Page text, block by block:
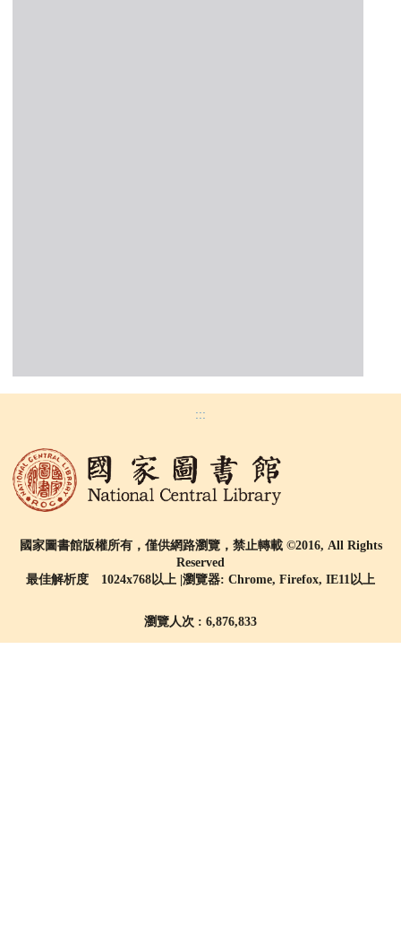
:::
國家圖書館版權所有，僅供網路瀏覽，禁止轉載 ©2016, All Rights
Reserved
最佳解析度 1024x768以上 |瀏覽器: Chrome, Firefox, IE11以上
瀏覽人次 : 6,876,833